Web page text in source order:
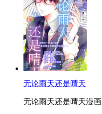
无论雨天还是晴天
无论雨天还是晴天漫画